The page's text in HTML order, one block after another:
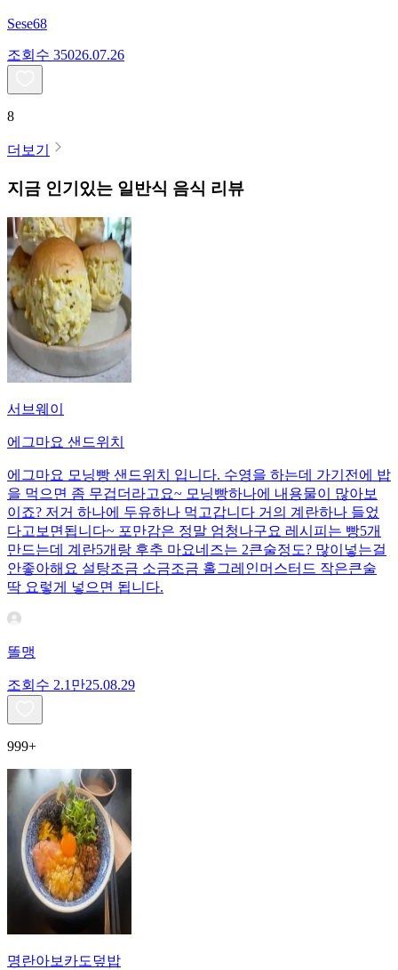
Sese68
조회수 35026.07.26
8
더보기
지금 인기있는 일반식 음식 리뷰
서브웨이
에그마요 샌드위치
에그마요 모닝빵 샌드위치 입니다. 수영을 하는데 가기전에 밥
을 먹으면 좀 무겁더라고요~ 모닝빵하나에 내용물이 많아보
이죠? 저거 하나에 두유하나 먹고갑니다 거의 계란하나 들었
다고보면됩니다~ 포만감은 정말 엄청나구요 레시피는 빵5개
만드는데 계란5개랑 후추 마요네즈는 2큰술정도? 많이넣는걸
안좋아해요 설탕조금 소금조금 홀그레인머스터드 작은큰술
딱 요렇게 넣으면 됩니다.
똘맹
조회수 2.1만25.08.29
999+
명란아보카도덮밥